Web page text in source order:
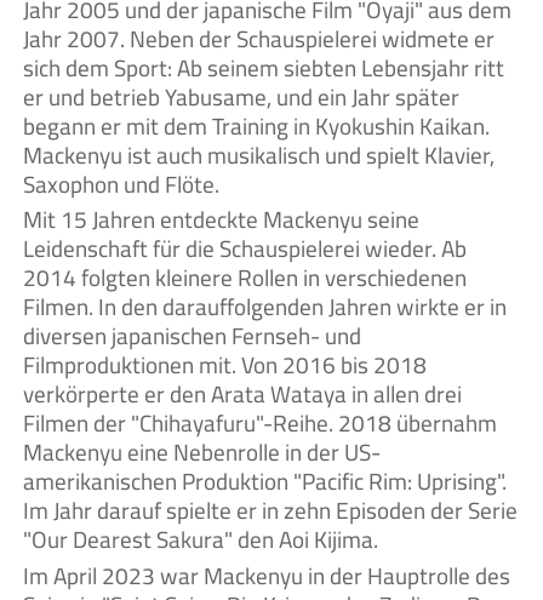
Jahr 2005 und der japanische Film "Oyaji" aus dem
Jahr 2007. Neben der Schauspielerei widmete er
sich dem Sport: Ab seinem siebten Lebensjahr ritt
er und betrieb Yabusame, und ein Jahr später
begann er mit dem Training in Kyokushin Kaikan.
Mackenyu ist auch musikalisch und spielt Klavier,
Saxophon und Flöte.
Mit 15 Jahren entdeckte Mackenyu seine
Leidenschaft für die Schauspielerei wieder. Ab
2014 folgten kleinere Rollen in verschiedenen
Filmen. In den darauffolgenden Jahren wirkte er in
diversen japanischen Fernseh- und
Filmproduktionen mit. Von 2016 bis 2018
verkörperte er den Arata Wataya in allen drei
Filmen der "Chihayafuru"-Reihe. 2018 übernahm
Mackenyu eine Nebenrolle in der US-
amerikanischen Produktion "Pacific Rim: Uprising".
Im Jahr darauf spielte er in zehn Episoden der Serie
"Our Dearest Sakura" den Aoi Kijima.
Im April 2023 war Mackenyu in der Hauptrolle des